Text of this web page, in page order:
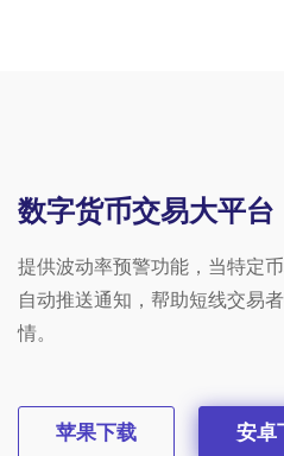
数字货币交易大平台
提供波动率预警功能，当特定
自动推送通知，帮助短线交易
情。
苹果下载 安卓